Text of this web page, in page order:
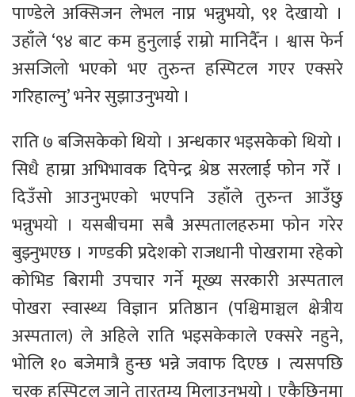
पाण्डेले अक्सिजन लेभल नाप्न भन्नुभयो, ९१ देखायो ।
उहाँले ‘९४ बाट कम हुनुलाई राम्रो मानिदैँन । श्वास फेर्न
असजिलो भएको भए तुरुन्त हस्पिटल गएर एक्सरे
गरिहाल्नु’ भनेर सुझाउनुभयो ।
राति ७ बजिसकेको थियो । अन्धकार भइसकेको थियो ।
सिधै हाम्रा अभिभावक दिपेन्द्र श्रेष्ठ सरलाई फोन गरेँ ।
दिउँसो आउनुभएको भएपनि उहाँले तुरुन्त आउँछु
भन्नुभयो । यसबीचमा सबै अस्पतालहरुमा फोन गरेर
बुझ्नुभएछ । गण्डकी प्रदेशको राजधानी पोखरामा रहेको
कोभिड बिरामी उपचार गर्ने मूख्य सरकारी अस्पताल
पोखरा स्वास्थ्य विज्ञान प्रतिष्ठान (पश्चिमाञ्चल क्षेत्रीय
अस्पताल) ले अहिले राति भइसकेकाले एक्सरे नहुने,
भोलि १० बजेमात्रै हुन्छ भन्ने जवाफ दिएछ । त्यसपछि